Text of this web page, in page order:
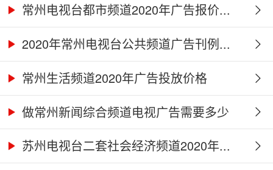
常州电视台都市频道2020年广告报价...
2020年常州电视台公共频道广告刊例...
常州生活频道2020年广告投放价格
做常州新闻综合频道电视广告需要多少
钱...苏州电视台二套社会经济频道2020年...